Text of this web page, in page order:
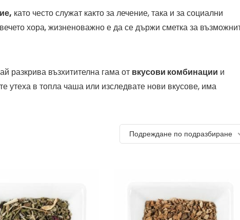
като често служат както за лечение, така и за социални
хора, жизненоважно е да се държи сметка за
разкрива възхитителна гама от вкусови комбинации и
утеха в топла чаша или изследвате нови вкусове, има
Подреждане по подразбиране